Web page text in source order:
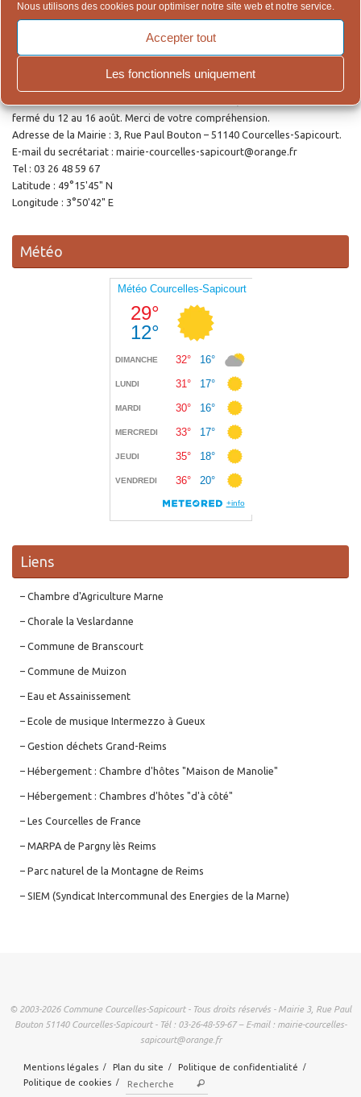
Nous utilisons des cookies pour optimiser notre site web et notre service.
Accepter tout
Les fonctionnels uniquement
Le secrétariat accueille le public le lundi et le jeudi de 9h00 à 12h00 et de
fermé du 12 au 16 août. Merci de votre compréhension.
Adresse de la Mairie : 3, Rue Paul Bouton – 51140 Courcelles-Sapicourt.
E-mail du secrétariat : mairie-courcelles-sapicourt@orange.fr
Tel : 03 26 48 59 67
Latitude : 49°15'45" N
Longitude : 3°50'42" E
Météo
Liens
– Chambre d'Agriculture Marne
– Chorale la Veslardanne
– Commune de Branscourt
– Commune de Muizon
– Eau et Assainissement
– Ecole de musique Intermezzo à Gueux
– Gestion déchets Grand-Reims
– Hébergement : Chambre d'hôtes "Maison de Manolie"
– Hébergement : Chambres d'hôtes "d'à côté"
– Les Courcelles de France
– MARPA de Pargny lès Reims
– Parc naturel de la Montagne de Reims
– SIEM (Syndicat Intercommunal des Energies de la Marne)
© 2003-2026 Commune Courcelles-Sapicourt - Tous droits réservés - Mairie 3, Rue Paul
Bouton 51140 Courcelles-Sapicourt - Tél : 03-26-48-59-67 – E-mail : mairie-courcelles-
sapicourt@orange.fr
Mentions légales Plan du site
Politique de confidentialité
Politique de cookies
Rechercher